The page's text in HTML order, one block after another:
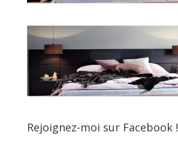
Rejoignez-moi sur Facebook !